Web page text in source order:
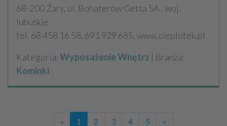
68-200 Żary, ul. Bohaterów Getta 5A , woj.
lubuskie
tel. 68 458 16 58, 691 929 685, www.cieplotek.pl
Kategoria:Wyposażenie Wnętrz | Branża:
Kominki
« 1 2 3 4 5 »